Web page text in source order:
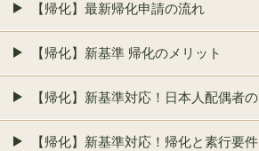
【帰化】最新帰化申請の流れ
【帰化】新基準 帰化のメリット
【帰化】新基準対応！日本人配偶者
【帰化】新基準対応！帰化と素行要件